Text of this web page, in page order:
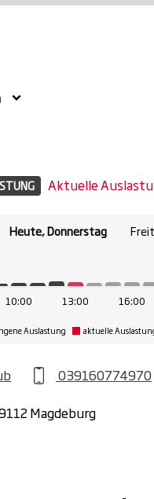
Aktuelle
Heute, Donnerstag
10:00 13:00 16:00
Auslastung aktuelle
039160774970
Magdeburg
und Milon-Kraftgeräten
an dich an - für maximale